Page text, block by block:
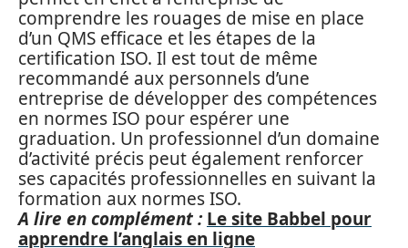
comprendre les rouages de mise en place
d’un QMS efficace et les étapes de la
certification ISO. Il est tout de même
recommandé aux personnels d’une
entreprise de développer des compétences
en normes ISO pour espérer une
graduation. Un professionnel d’un domaine
d’activité précis peut également renforcer
ses capacités professionnelles en suivant la
formation aux normes ISO.
A lire en complément : Le site Babbel pour
apprendre l’anglais en ligne